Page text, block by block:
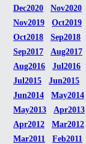
Dec2020
Nov2020
Nov2019
Oct2019
Oct2018
Sep2018
Sep2017
Aug2017
Aug2016
Jul2016
Jul2015
Jun2015
Jun2014
May2014
May2013
Apr2013
Apr2012
Mar2012
Mar2011
Feb2011